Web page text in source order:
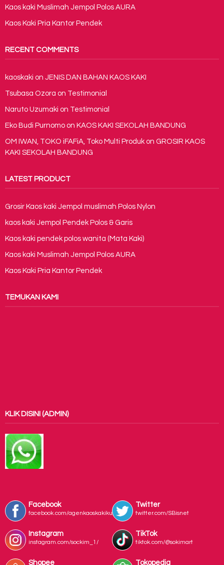
Kaos kaki Muslimah Jempol Polos AURA
Kaos Kaki Pria Kantor Pendek
RECENT COMMENTS
kaoskaki on JENIS DAN BAHAN KAOS KAKI
Tsubasa Ozora on Testimonial
Naruto Uzumaki on Testimonial
Eko Budi Purnomo on KAOS KAKI SEKOLAH BANDUNG
OM IWAN, TOKO iFAFiA, Toko Multi Produk on GROSIR KAOS
KAKI SEKOLAH BANDUNG
LATEST PRODUCT
Grosir Kaos kaki Jempol muslimah Polos Nylon
kaos kaki Jempol Pendek Polos & Garis
Kaos kaki pendek polos wanita (Mata Kaki)
Kaos kaki Muslimah Jempol Polos AURA
Kaos Kaki Pria Kantor Pendek
TEMUKAN KAMI
KLIK DISINI (ADMIN)
Facebook
facebook.com/agenkaoskakiku/
Twitter
twitter.com/SBisnet
Instagram
instagram.com/sockim_1/
TikTok
tiktok.com/@sokimart
Shopee Tokopedia